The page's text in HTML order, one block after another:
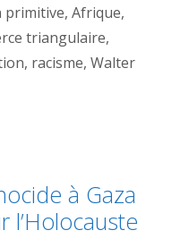
primitive, Afrique,
triangulaire,
, racisme, Walter
à Gaza
l’Holocauste